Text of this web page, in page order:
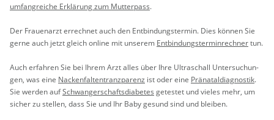
um­fang­rei­che Er­klä­rung zum Mut­ter­pass.
Der Frau­en­arzt er­rech­net auch den Ent­bin­dungs­ter­min. Dies kön­nen Sie
gerne auch jetzt gleich on­line mit un­se­rem Ent­bin­dungs­ter­min­rech­nertun.
Auch er­fah­ren Sie bei Ihrem Arzt alles über Ihre Ul­tra­schall Un­ter­su­chun­
gen, was eine Na­cken­fal­ten­tranz­pa­renz ist oder eine Prä­na­tal­dia­gnos­tik.
Sie wer­den aufSchwan­ger­schafts­dia­be­tes ge­tes­tet und vie­les mehr, um
si­cher zu stel­len, dass Sie und Ihr Baby ge­sund sind und blei­ben.